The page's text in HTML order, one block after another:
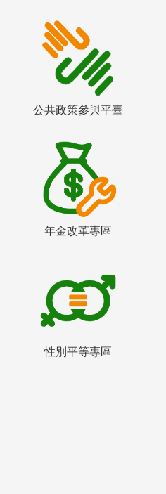
公共政策參與平臺
年金改革專區
性別平等專區